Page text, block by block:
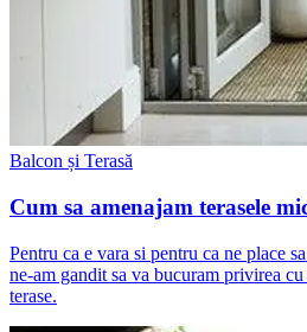
Balcon și Terasă
Cum sa amenajam terasele
Pentru ca e vara si pentru ca ne place
ne-am gandit sa va bucuram privirea
terase.